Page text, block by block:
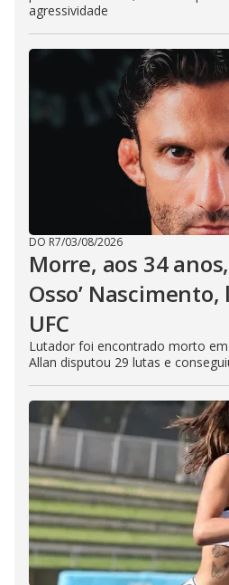
agressividade
DO R7/03/08/2026
Morre, aos 34
Osso’
UFC
Lutador foi encontrado morto em
Allan disputou 29 lutas e